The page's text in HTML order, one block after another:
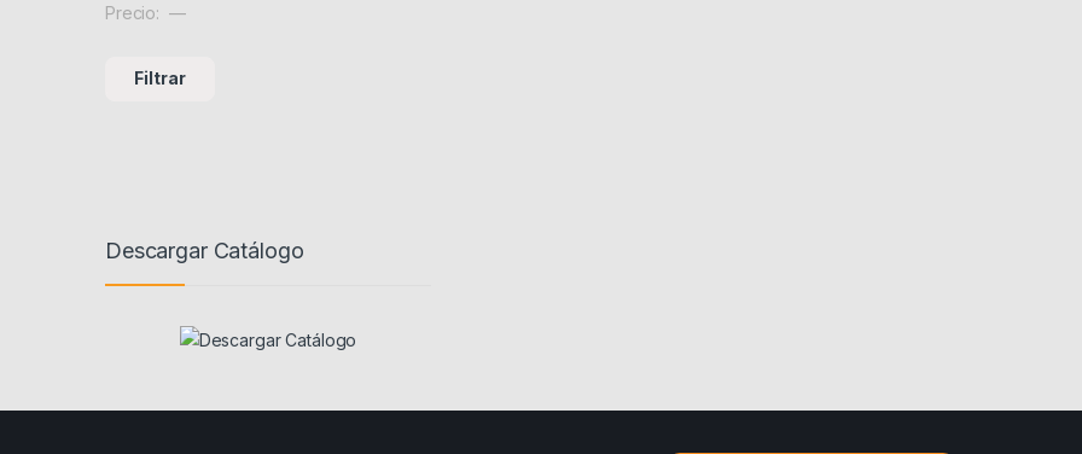
Precio mínimo
Precio máximo
Filtrar
Precio: —
Descargar Catálogo